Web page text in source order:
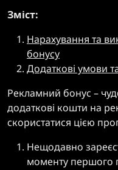
Зміст:
Нарахування та
бонусу
Додаткові умови
Рекламний бонус –
додаткові кошти на
скористатися цією
Нещодавно
моменту першого